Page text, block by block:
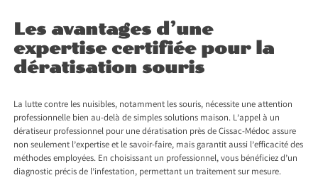
Les avantages d’une
expertise certifiée pour la
dératisation souris
La lutte contre les nuisibles, notamment les souris, nécessite une attention
professionnelle bien au-delà de simples solutions maison. L’appel à un
dératiseur professionnel pour unedératisation près de Cissac-Médocassure
non seulement l’expertise et le savoir-faire, mais garantit aussi l’efficacité des
méthodes employées. En choisissant un professionnel, vous bénéficiez d’un
diagnostic précis de l’infestation, permettant un traitement sur mesure.